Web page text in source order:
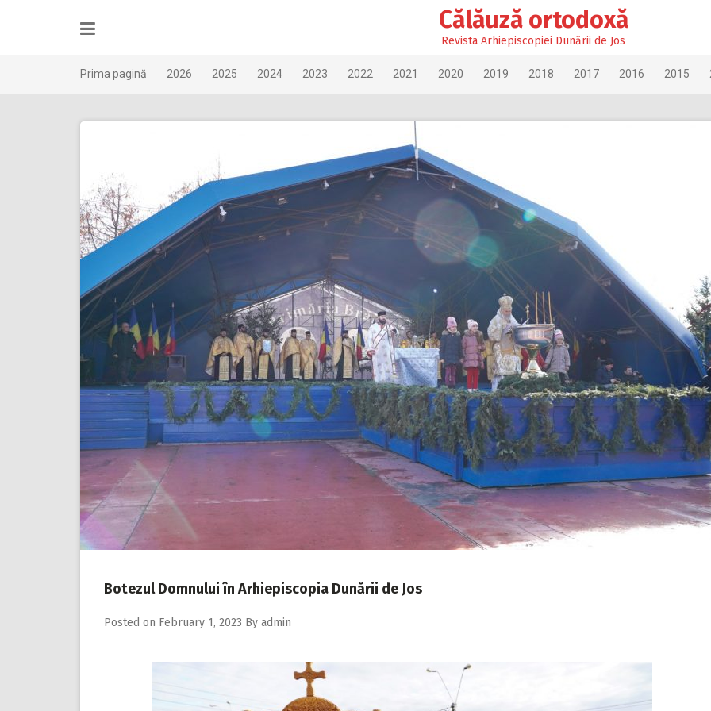
Călăuză ortodoxă
Revista Arhiepiscopiei Dunării de Jos
Prima pagină 2026 2025 2024 2023 2022 2021 2020 2019 2018 2017 2016 2015
Botezul Domnului în Arhiepiscopia Dunării de Jos
Posted on February 1, 2023 By admin